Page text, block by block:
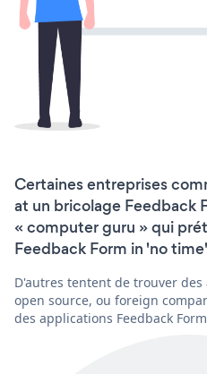
Certaines entreprises
at un bricolage Feedback
« computer guru » qui
Feedback Form in 'no
D'autres tentent de trouver des
open source, ou foreign
des applications Feedback